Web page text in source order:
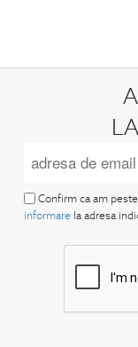
Confirm ca am
informare la adresa